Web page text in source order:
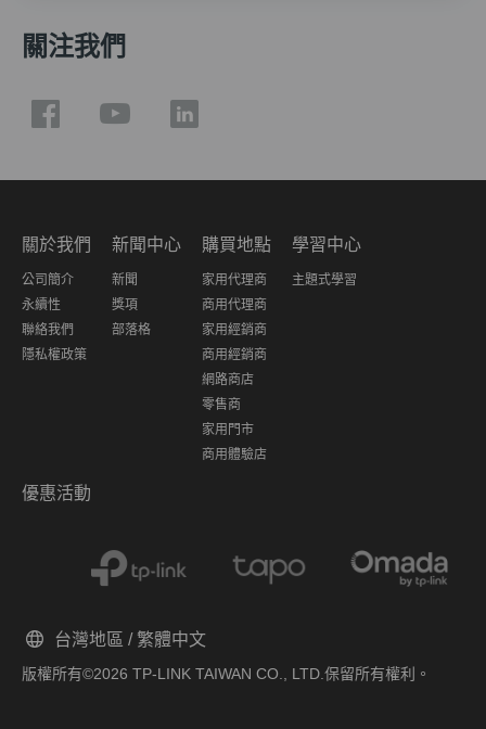
關注我們
關於我們
公司簡介
永續性
聯絡我們
隱私權政策
新聞中心
新聞
獎項
部落格
購買地點
家用代理商
商用代理商
家用經銷商
商用經銷商
網路商店
零售商
家用門市
商用體驗店
學習中心
主題式學習
優惠活動
版權所有©2026 TP-LINK TAIWAN CO., LTD.保留所有權利。
台灣地區 / 繁體中文